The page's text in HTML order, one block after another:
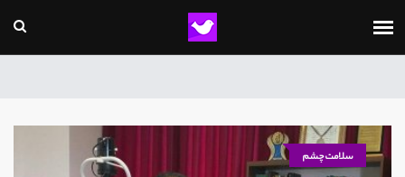
سلامت چشم